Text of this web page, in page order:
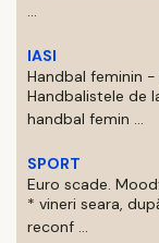
...
IASI
Handbal feminin
Handbalistele de
handbal femin ...
SPORT
Euro scade.
* vineri seara,
reconf ...